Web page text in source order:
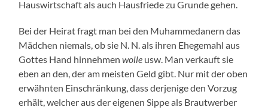
Hauswirtschaft als auch Hausfriede zu Grunde gehen.
Bei der Heirat fragt man bei den Muhammedanern das
Mädchen niemals, ob sie N. N. als ihren Ehegemahl aus
Gottes Hand hinnehmenwolle usw. Man verkauft sie
eben an den, der am meisten Geld gibt. Nur mit der oben
erwähnten Einschränkung, dass derjenige den Vorzug
erhält, welcher aus der eigenen Sippe als Brautwerber